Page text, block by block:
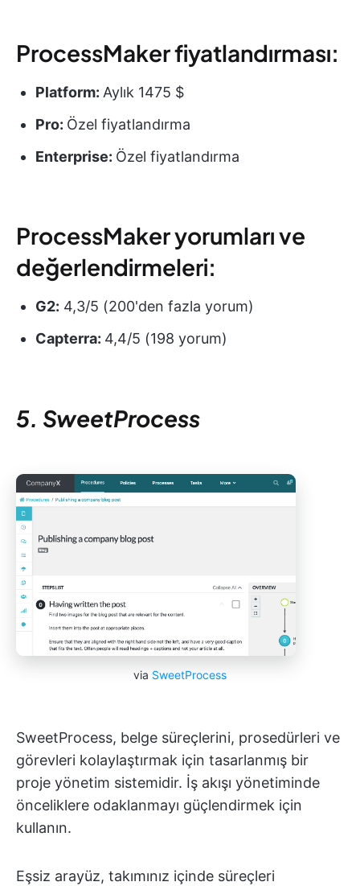
ProcessMaker fiyatlandırması:
Platform: Aylık 1475 $
Pro: Özel fiyatlandırma
Enterprise: Özel fiyatlandırma
ProcessMaker yorumları ve
değerlendirmeleri:
G2: 4,3/5 (200'den fazla yorum)
Capterra: 4,4/5 (198 yorum)
5. SweetProcess
via SweetProcess
SweetProcess, belge süreçlerini, prosedürleri ve
görevleri kolaylaştırmak için tasarlanmış bir
proje yönetim sistemidir. İş akışı yönetiminde
önceliklere odaklanmayı güçlendirmek için
kullanın.
Eşsiz arayüz, takımınız içinde süreçleri